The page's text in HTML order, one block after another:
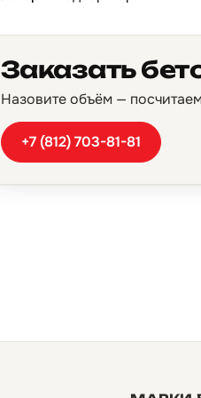
Заказать
Назовите объём —
+7 (812) 703-81-81